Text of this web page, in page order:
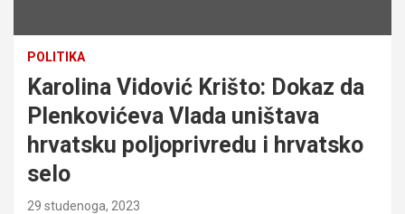
POLITIKA
Karolina Vidović Krišto: Dokaz da
Plenkovićeva Vlada uništava
hrvatsku poljoprivredu i hrvatsko
selo
29 studenoga, 2023